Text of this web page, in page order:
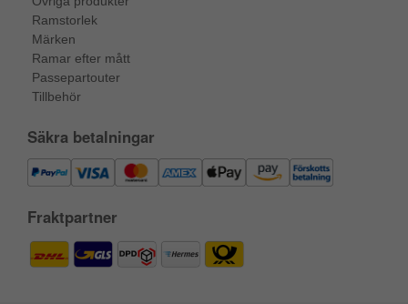
Ramstorlek
Märken
Ramar efter mått
Passepartouter
Tillbehör
Säkra betalningar
Fraktpartner